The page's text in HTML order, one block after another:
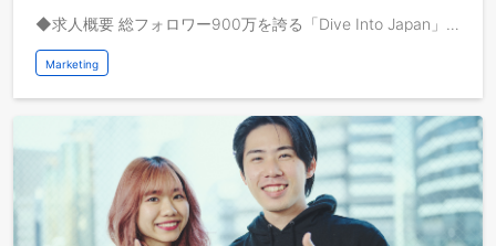
◆求人概要 総フォロワー900万を誇る「Dive Into Japan」と「StudyInシリーズ」のタレントマネージャーとして、担当メディアマーケター(演者)の成長・自己実現に伴走していただくお仕事です。メディアマーケターのマネジメント業務全般をお任せいたします。 動画メディアを共通基盤として海外事業を急成長させている株式会社ブルードは、取扱高を三桁億から四桁億へスケールするフェーズにいます。自己資本経営、取扱高約三桁億、営業利益一桁億、日本最大級の教育旅行サービスを運営しており、これから世界で教育旅行サービスの垂直統合モデルを実現し、世界で最も人々のライフチェンジをサポートする企業になりたいと考えています。
Marketing